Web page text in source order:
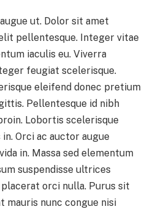
ut. Dolor sit amet
pellentesque. Integer vitae
iaculis eu. Viverra
feugiat scelerisque.
eleifend donec pretium
Pellentesque id nibh
Lobortis scelerisque
Orci ac auctor augue
in. Massa sed elementum
suspendisse ultrices
orci nulla. Purus sit
mauris nunc congue nisi